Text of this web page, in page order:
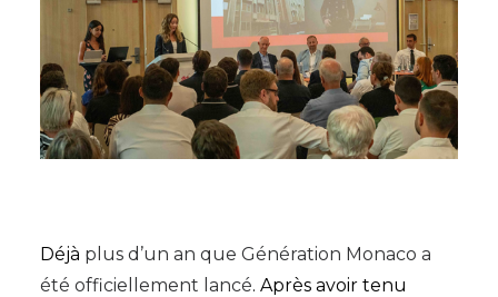
Déjà plus d’un an que Génération Monaco a
été officiellement lancé. Après avoir tenu